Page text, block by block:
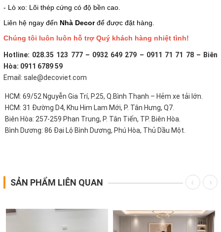
- Lò xo: Lõi thép cứng có độ bền cao.
Liên hệ ngay đến Nhà Decorđể được đặt hàng.
Chúng tôi luôn luôn hỗ trợ Quý khách hàng nhiệt tình!
Hotline: 028.35 123 777 – 0932 649 279 – 0911 71 71 78 – Biên
Hòa: 0911 6789 59
Email: sale@decoviet.com
HCM: 69/52 Nguyễn Gia Trí, P.25, Q.Bình Thạnh – Hẻm xe tải lớn.
HCM: 31 Đường D4, Khu Him Lam Mới, P. Tân Hưng, Q7.
Biên Hòa: 257-259 Phan Trung, P. Tân Tiến, TP. Biên Hòa.
Bình Dương: 86 Đại Lộ Bình Dương, Phú Hòa, Thủ Dầu Một.
SẢN PHẨM LIÊN QUAN